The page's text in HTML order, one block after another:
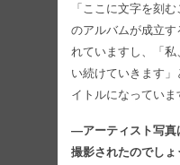
「ここに文字を刻
のアルバムが成立
れていますし、「
い続けていきます
イトルになっていま
―アーティスト写真
撮影されたのでしょ